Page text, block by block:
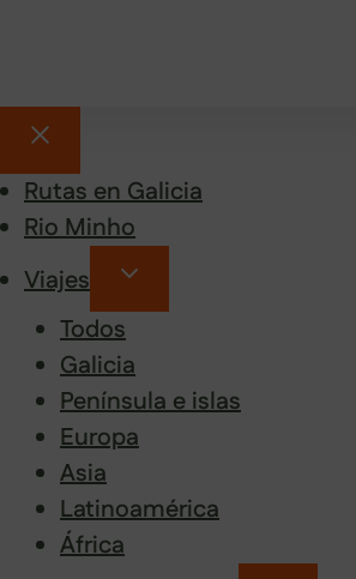
Rutas en Galicia
Rio Minho
Viajes
Todos
Galicia
Península e islas
Europa
Asia
Latinoamérica
África